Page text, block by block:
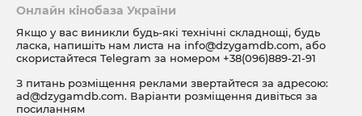
Онлайн кінобаза України
Якщо у вас виникли будь-які технічні складнощі, будь
ласка, напишіть нам листа на info@dzygamdb.com, або
скористайтеся Telegram за номером +38(096)889-21-91
З питань розміщення реклами звертайтеся за адресою:
ad@dzygamdb.com. Варіанти розміщення дивіться за
посиланням